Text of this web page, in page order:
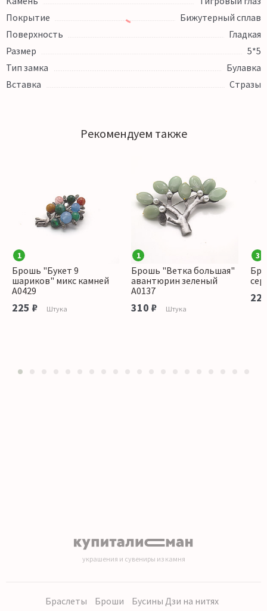
Покрытие
Бижутерный сплав
Поверхность
Гладкая
Размер
5*5
Тип замка
Булавка
Вставка
Стразы
Рекомендуем также
1
Брошь "Букет 9
шариков" микс камней
А0429
225 ₽ Штука
1
Брошь "Ветка большая"
авантюрин зеленый
А0137
310 ₽ Штука
3
украшения и сувениры из камня
Браслеты Броши Бусины Дзи на нитях